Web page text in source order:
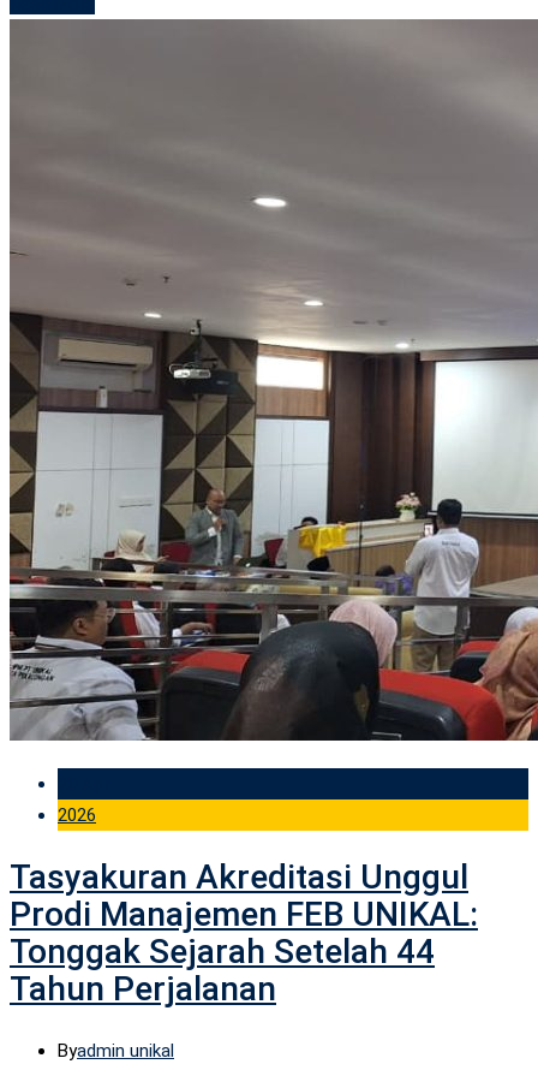
2026
Tasyakuran Akreditasi Unggul
Prodi Manajemen FEB UNIKAL:
Tonggak Sejarah Setelah 44
Tahun Perjalanan
Byadmin unikal